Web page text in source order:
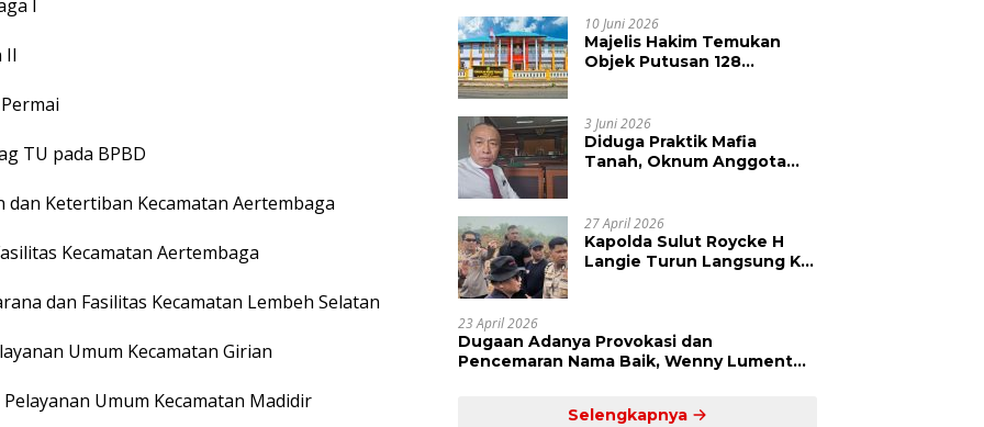
I
II
TU pada BPBD
dan Ketertiban Kecamatan Aertembaga
Kecamatan Aertembaga
dan Fasilitas Kecamatan Lembeh Selatan
Umum Kecamatan Girian
Umum Kecamatan Madidir
Tangkap Vinni Sondakh
10 Juni 2026
Majelis Hakim Temukan
Objek Putusan 128
Atas Putusan PN Tondano
3 Juni 2026
Diduga Praktik Mafia
Tanah, Oknum Anggota
27 April 2026
Kapolda Sulut Roycke H
Langie Turun Langsung Ke
23 April 2026
Dugaan Adanya Provokasi dan
Pencemaran Nama Baik, Wenny Lumentut
Selengkapnya